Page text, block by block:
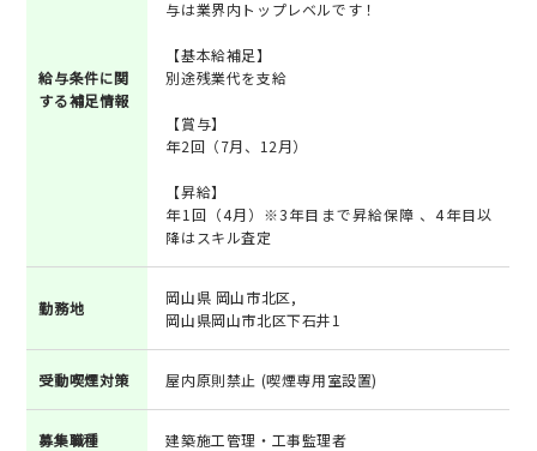
給与条件に関
する補足情報
与は業界内トップレベルです！
【基本給補足】
別途残業代を支給
【賞与】
年2回（7月、12月）
【昇給】
年1回（4月）※3年目まで昇給保障 、4年目以
降はスキル査定
勤務地
岡山県 岡山市北区,
岡山県岡山市北区下石井1
受動喫煙対策 屋内原則禁止 (喫煙専用室設置)
募集職種 建築施工管理・工事監理者